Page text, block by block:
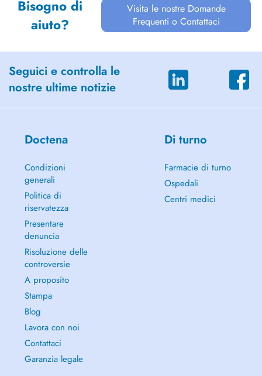
Bisogno di
aiuto?
Visita le nostre Domande
Frequenti o Contattaci
Seguici e controlla le
nostre ultime notizie
Doctena
Condizioni
generali
Politica di
riservatezza
Presentare
denuncia
Risoluzione delle
controversie
A proposito
Stampa
Blog
Lavora con noi
Contattaci
Garanzia legale
Di turno
Farmacie di turno
Ospedali
Centri medici